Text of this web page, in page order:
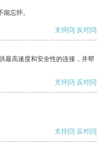
忘怀。
支持[0] 反对[0]
最高速度和安全性的连接，并帮
支持[0] 反对[0]
支持[0] 反对[0]